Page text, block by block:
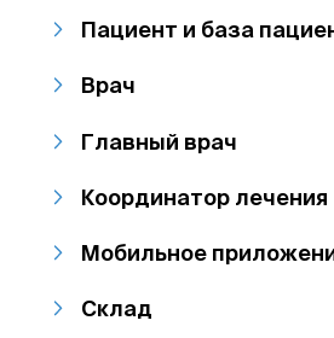
Пациент и база
Врач
Главный врач
Координатор лечения
Мобильное
Склад